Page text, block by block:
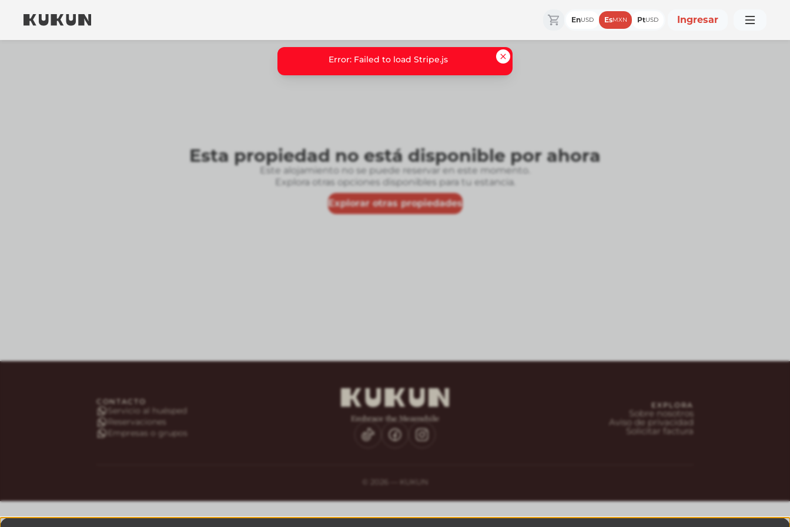
EnUSD EsMXN PtUSD Ingresar
Esta propiedad no está disponible por ahora
Este alojamiento no se puede reservar en este momento.
Explora otras opciones disponibles para tu estancia.
Explorar otras propiedades
CONTACTO
Servicio al huésped
Reservaciones
Empresas o grupos
EXPLORA
Sobre nosotros
Aviso de privacidad
Solicitar factura
— KUKUN
Error: Failed to load Stripe.js